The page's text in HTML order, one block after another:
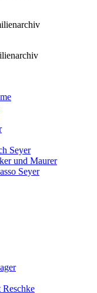
Seyer
und Maurer
Seyer